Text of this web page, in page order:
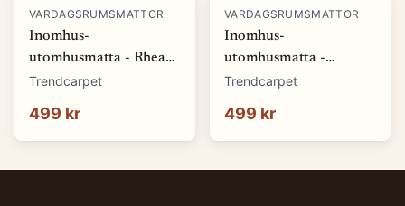
VARDAGSRUMSMATTOR
Inomhus-
utomhusmatta - Rhea
(natur) (Storlek: 80 x
Trendcarpet
499 kr
VARDAGSRUMSMATTOR
Inomhus-
utomhusmatta -
Somerville (blå)
Trendcarpet
499 kr